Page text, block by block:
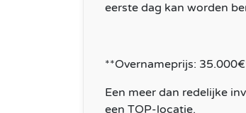
eerste dag kan worden
**Overnameprijs:
Een meer dan redelijke
een TOP-locatie.